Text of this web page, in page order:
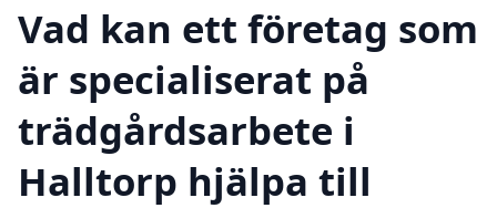
Vad kan ett företag som
är specialiserat på
trädgårdsarbete i
Halltorp hjälpa till